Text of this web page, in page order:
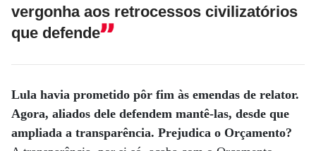
vergonha aos retrocessos civilizatórios
que defende
Lula havia prometido pôr fim às emendas de relator.
Agora, aliados dele defendem mantê-las, desde que
ampliada a transparência. Prejudica o Orçamento?